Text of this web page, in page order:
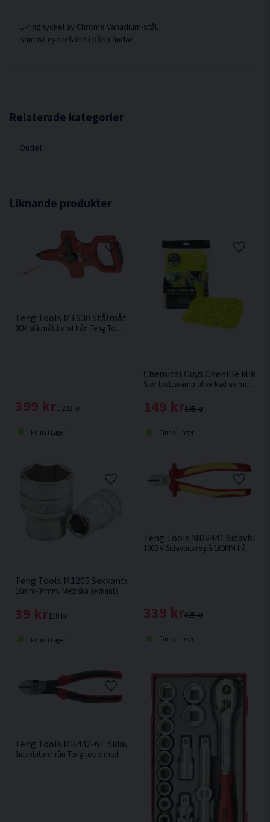
U-ringnyckel av Chrome Vanadium-stål.
Samma nyckelvidd i båda ändar.
Relaterade kategorier
Outlet
Liknande produkter
Teng Tools MTS30 Stålmåttband 30M
30M stålmåttband från Teng Tools.
1 232 kr
399 kr
Finns i Lager
Chemical Guys Chenille
Stor tvättsvamp tillverkad av mikrofiber från Amerikanska Chemical Guys
195 kr
149 kr
Finns i Lager
Teng Tools M1205 Sexkantshylsa 1/2" 10-34mm
10mm-34mm. Metriska sexkantshylsor från Teng tools av kromvanadinstål.
110 kr
39 kr
Finns i Lager
Teng Tools MBV441
1000 V Sidavbitare på 160MM från Teng Tools.
825 kr
339 kr
Finns i Lager
Teng Tools MB442-6T Sidavbitare 155MM
Sidavbitare från Teng tools med kapacitet för 2,5mm ståltråd.